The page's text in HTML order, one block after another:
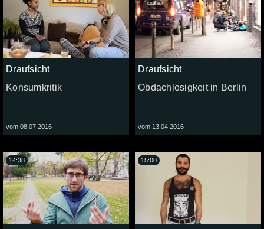
Draufsicht
Konsumkritik
vom 08.07.2016
Draufsicht
Obdachlosigkeit in Berlin
vom 13.04.2016
14:38 15:00